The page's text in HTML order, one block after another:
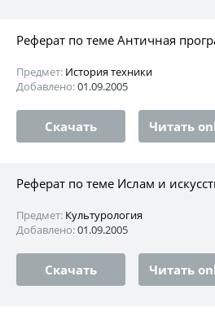
Реферат по теме Античная
Предмет: История техники
Добавлено:01.09.2005
Скачать Читать
Реферат по теме Ислам и
Предмет: Культурология
Добавлено:01.09.2005
Скачать Читать